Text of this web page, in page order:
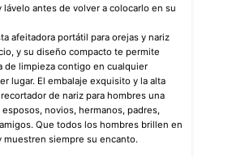
antes de volver a colocarlo en su
afeitadora portátil para orejas y nariz
y su diseño compacto te permite
de limpieza contigo en cualquier
lugar. El embalaje exquisito y la alta
de nariz para hombres una
novios, hermanos, padres,
Que todos los hombres brillen en
muestren siempre su encanto.